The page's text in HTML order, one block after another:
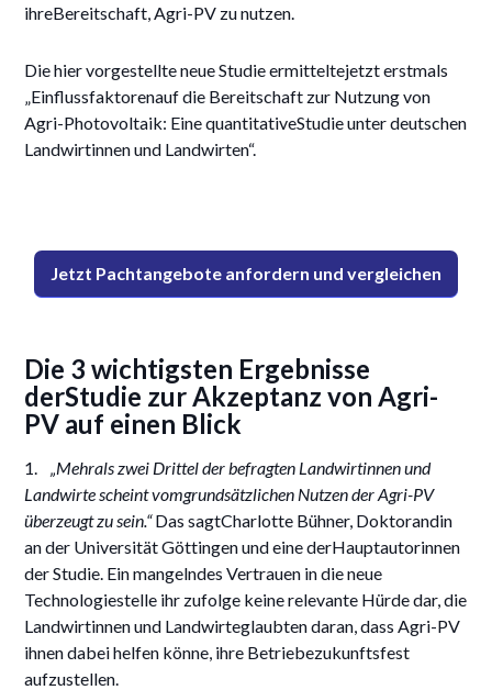
ihreBereitschaft, Agri-PV zu nutzen.
Die hier vorgestellte neue Studie ermitteltejetzt erstmals
„Einflussfaktorenauf die Bereitschaft zur Nutzung von
Agri-Photovoltaik: Eine quantitativeStudie unter deutschen
Landwirtinnen und Landwirten“.
Jetzt Pachtangebote anfordern und vergleichen
Die 3 wichtigsten Ergebnisse
derStudie zur Akzeptanz von Agri-
PV auf einen Blick
1.„Mehrals zwei Drittel der befragten Landwirtinnen und
Landwirte scheint vomgrundsätzlichen Nutzen der Agri-PV
überzeugt zu sein.“Das sagtCharlotte Bühner, Doktorandin
an der Universität Göttingen und eine derHauptautorinnen
der Studie. Ein mangelndes Vertrauen in die neue
Technologiestelle ihr zufolge keine relevante Hürde dar, die
Landwirtinnen und Landwirteglaubten daran, dass Agri-PV
ihnen dabei helfen könne, ihre Betriebezukunftsfest
aufzustellen.